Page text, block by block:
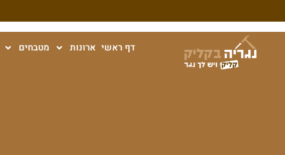
דף ראשי ארונות מטבחים